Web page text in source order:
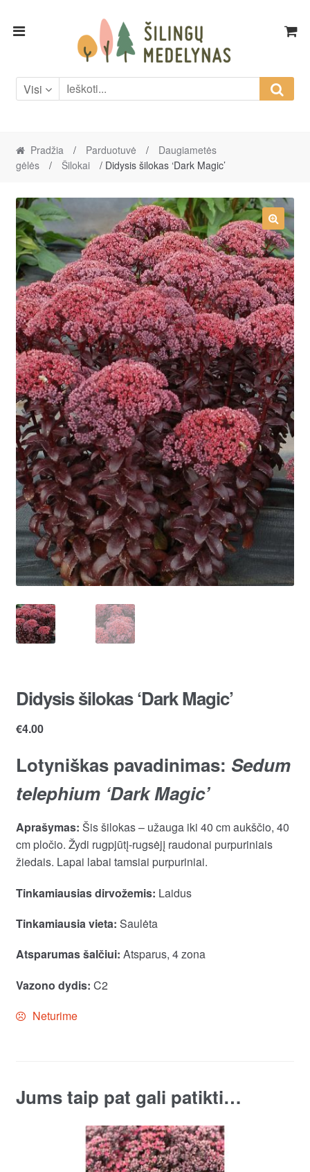
Skip
Skip
Visi
Pradžia / Parduotuvė /
Daugiametės
gėlės
/ Šilokai / Didysis šilokas ‘Dark Magic’
Didysis šilokas ‘Dark Magic’
€4.00
Lotyniškas pavadinimas: Sedum
telephium ‘Dark Magic’
Aprašymas: Šis šilokas – užauga iki 40 cm aukščio, 40
cm pločio. Žydi rugpjūtį-rugsėjį raudonai purpuriniais
žiedais. Lapai labai tamsiai purpuriniai.
Tinkamiausias dirvožemis: Laidus
Tinkamiausia vieta: Saulėta
Atsparumas šalčiui: Atsparus, 4 zona
Vazono dydis: C2
Neturime
Jums taip pat gali patikti…